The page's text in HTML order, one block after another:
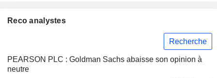
Reco analystes
Recherche
PEARSON PLC : Goldman Sachs abaisse son opinion à
neutre